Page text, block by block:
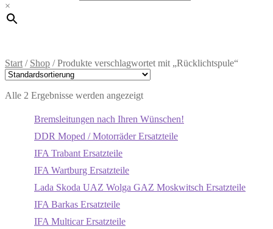
×
Start / Shop /Produkte verschlagwortet mit „Rücklichtspule“
Alle 2 Ergebnisse werden angezeigt
Bremsleitungen nach Ihren Wünschen!
DDR Moped / Motorräder Ersatzteile
IFA Trabant Ersatzteile
IFA Wartburg Ersatzteile
Lada Skoda UAZ Wolga GAZ Moskwitsch Ersatzteile
IFA Barkas Ersatzteile
IFA Multicar Ersatzteile